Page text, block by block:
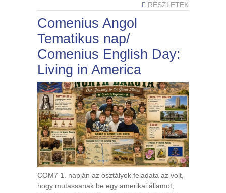
RÉSZLETEK
Comenius Angol
Tematikus nap/
Comenius English Day:
Living in America
COM7 1. napján az osztályok feladata az volt,
hogy mutassanak be egy amerikai államot,